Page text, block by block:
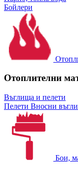
Бойлери
Отоплителни
Въглища и пелети
Пелети Вносни
Бои,